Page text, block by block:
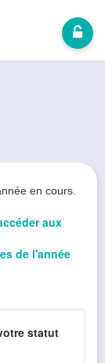
en cours.
aux
de l'année
statut